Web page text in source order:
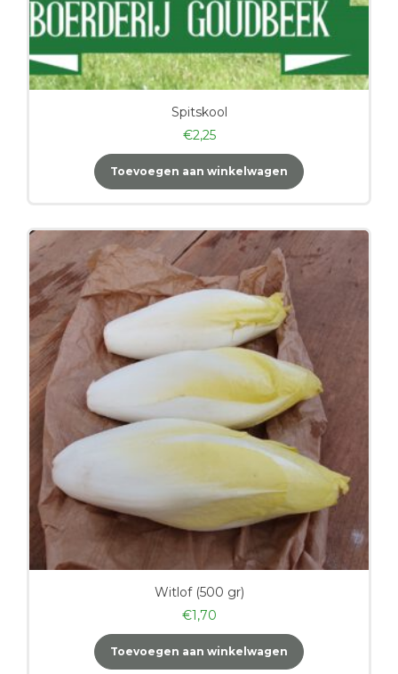
Spitskool
€2,25
Toevoegen aan winkelwagen
Witlof (500 gr)
€1,70
Toevoegen aan winkelwagen